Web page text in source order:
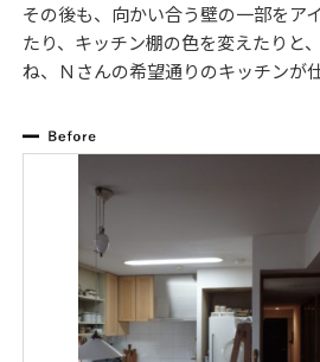
その後も、向かい合う壁の一部をア
たり、キッチン棚の色を変えたりと
ね、Ｎさんの希望通りのキッチンが